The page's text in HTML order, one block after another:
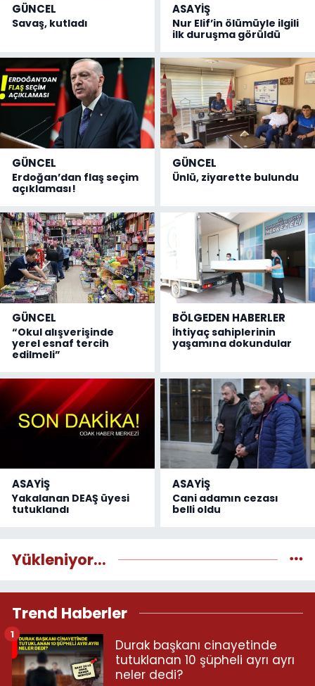
GÜNCEL
Savaş, kutladı
ASAYİŞ
Nur Elif’in ölümüyle ilgili
ilk duruşma görüldü
GÜNCEL
Erdoğan’dan flaş seçim
açıklaması!
GÜNCEL
Ünlü, ziyarette bulundu
GÜNCEL
“Okul alışverişinde
yerel esnaf tercih
edilmeli”
BÖLGEDEN HABERLER
İhtiyaç sahiplerinin
yaşamına dokundular
ASAYİŞ
Yakalanan DEAŞ üyesi
tutuklandı
ASAYİŞ
Cani adamın cezası
belli oldu
Yükleniyor...
Trend Haberler
Durak başkanı cinayetinde
tutuklanan 10 şüpheli ayrı ayrı
neler dedi?
1